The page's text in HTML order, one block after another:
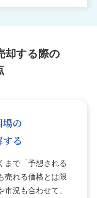
却する際の
の
る
まで「予想される
売れる価格とは限
市況も合わせて、